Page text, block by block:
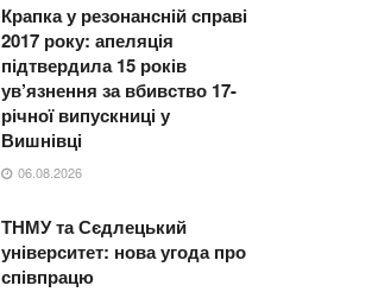
Крапка у резонансній справі
2017 року: апеляція
підтвердила 15 років
ув’язнення за вбивство 17-
річної випускниці у
Вишнівці
06.08.2026
ТНМУ та Сєдлецький
університет: нова угода про
співпрацю